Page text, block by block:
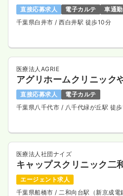
直接応募求人 電子カルテ
車通
千葉県白井市/ 西白井駅 徒歩10分
医療法人AGRIE
アグリホームクリニック
直接応募求人
電子カルテ
千葉県八千代市 / 八千代緑が丘駅 徒
医療法人社団ナイズ
キャップスクリニック二
エージェント求人
千葉県船橋市/ 二和向台駅（新京成電